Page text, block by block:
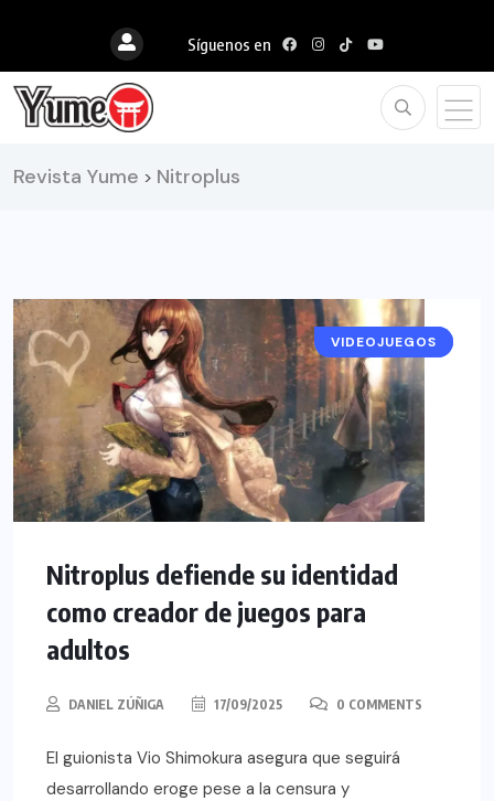
Síguenos en
Revista Yume > Nitroplus
NOTICIAS
VIDEOJUEGOS
Nitroplus defiende su identidad
como creador de juegos para
adultos
DANIEL ZÚÑIGA 17/09/2025 0 COMMENTS
El guionista Vio Shimokura asegura que seguirá
desarrollando eroge pese a la censura y